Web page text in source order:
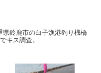
県鈴鹿市の白子漁港釣り桟橋
キス調査。